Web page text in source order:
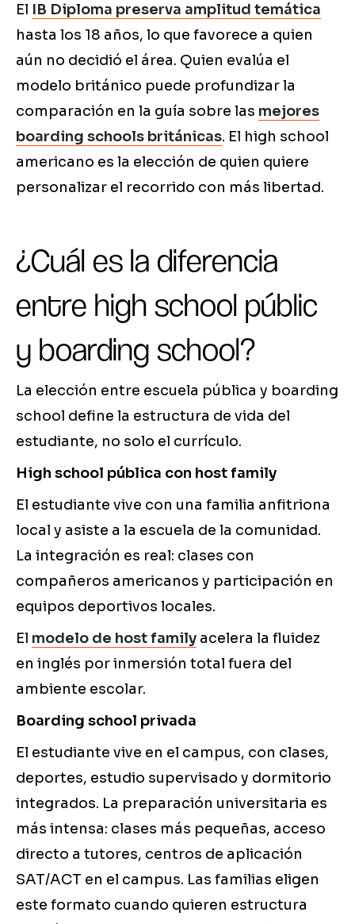
El IB Diploma preserva amplitud temática
hasta los 18 años, lo que favorece a quien
aún no decidió el área. Quien evalúa el
modelo británico puede profundizar la
comparación en la guía sobre las mejores
boarding schools británicas. El high school
americano es la elección de quien quiere
personalizar el recorrido con más libertad.
¿Cuál es la diferencia
entre high school públic
y boarding school?
La elección entre escuela pública y boarding
school define la estructura de vida del
estudiante, no solo el currículo.
High school pública con host family
El estudiante vive con una familia anfitriona
local y asiste a la escuela de la comunidad.
La integración es real: clases con
compañeros americanos y participación en
equipos deportivos locales.
El modelo de host family acelera la fluidez
en inglés por inmersión total fuera del
ambiente escolar.
Boarding school privada
El estudiante vive en el campus, con clases,
deportes, estudio supervisado y dormitorio
integrados. La preparación universitaria es
más intensa: clases más pequeñas, acceso
directo a tutores, centros de aplicación
SAT/ACT en el campus. Las familias eligen
este formato cuando quieren estructura